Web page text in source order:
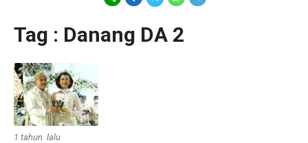
Tag : Danang DA 2
1 tahun lalu